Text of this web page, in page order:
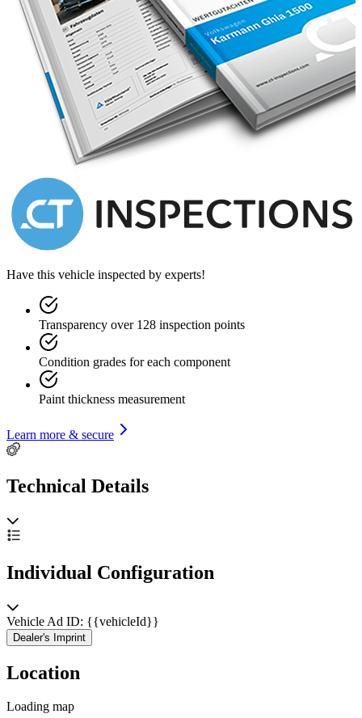
Have this vehicle inspected by experts!
Transparency over 128 inspection points
Condition grades for each component
Paint thickness measurement
Learn more & secure
Technical Details
Individual Configuration
Vehicle Ad ID: {{vehicleId}}
Dealer's Imprint
Location
Loading map